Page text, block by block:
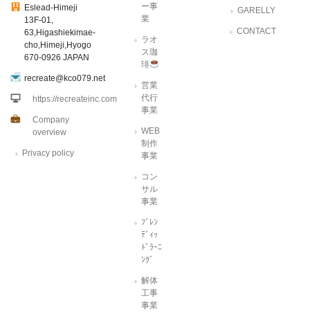
Eslead-Himeji
13F-01,
63,Higashiekimae-
cho,Himeji,Hyogo
670-0926 JAPAN
recreate@kco079.net
https://recreateinc.com
Company
overview
Privacy policy
ー事
業
ラオ
ス珈
琲
営業
代行
事業
WEB
制作
事業
コン
サル
事業
ﾌﾞﾚﾝ
ﾃﾞｨｯ
ﾄﾞﾗｰﾆ
ﾝｸﾞ
解体
工事
事業
GARELLY
CONTACT